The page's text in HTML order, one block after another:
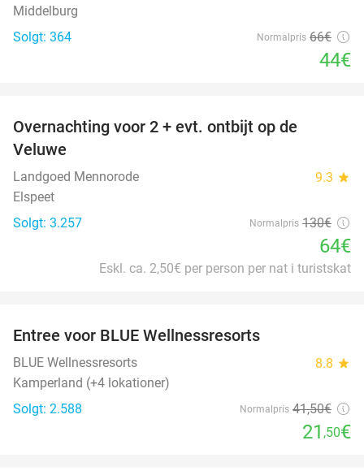
Middelburg
Solgt: 364
Normalpris 66€
44€
Overnachting voor 2 + evt. ontbijt op de
Veluwe
Landgoed Mennorode 9.3 star
Elspeet
Solgt: 3.257
Normalpris 130€
64€
Eskl. ca. 2,50€ per person per nat i turistskat
Entree voor BLUE Wellnessresorts
BLUE Wellnessresorts 8.8 star
Kamperland (+4 lokationer)
Solgt: 2.588
Normalpris 41,50€
21 ,50€